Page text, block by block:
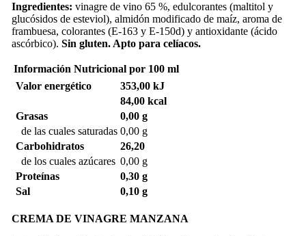
Ingredientes: vinagre de vino 65 %, edulcorantes (maltitol y
glucósidos de esteviol), almidón modificado de maíz, aroma de
frambuesa, colorantes (E-163 y E-150d) y antioxidante (ácido
ascórbico). Sin gluten. Apto para celíacos.
Información Nutricional por 100 ml
Valor energético
353,00 kJ
84,00 kcal
Grasas
0,00 g
de las cuales saturadas 0,00 g
Carbohidratos
26,20
de los cuales azúcares 0,00 g
Proteínas
0,30 g
Sal
0,10 g
CREMA DE VINAGRE MANZANA